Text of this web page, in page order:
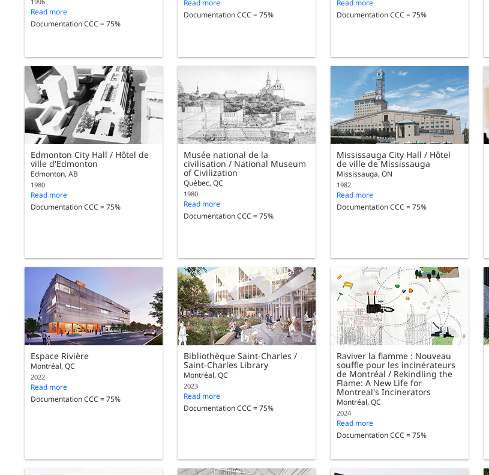
Read more
Documentation CCC = 75%
Read more
Documentation CCC = 75%
Read more
Documentation CCC = 75%
Edmonton City Hall / Hôtel de
ville d'Edmonton
Edmonton, AB
1980
Read more
Documentation CCC = 75%
Musée national de la
civilisation / National Museum
of Civilization
Québec, QC
1980
Read more
Documentation CCC = 75%
Mississauga City Hall / Hôtel
de ville de Mississauga
Mississauga, ON
1982
Read more
Documentation CCC = 75%
Espace Rivière
Montréal, QC
2022
Read more
Documentation CCC = 75%
Bibliothèque Saint-Charles /
Saint-Charles Library
Montréal, QC
2023
Read more
Documentation CCC = 75%
Raviver la flamme : Nouveau
souffle pour les incinérateurs
de Montréal / Rekindling the
Flame: A New Life for
Montreal's Incinerators
Montréal, QC
2024
Read more
Documentation CCC = 75%